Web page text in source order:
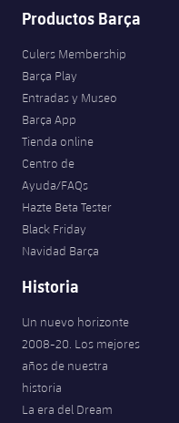
Jugadores
Fotos
Historia
Palmarés
Clasificaciones
Infantil
Alevín
Atletismo
plusicon
más
Actualidad
Masculino
Femenino
Agenda
Baloncesto en
plusicon
más
Actualidad
Jugadores
Calendario
Resultados
Clasificaciones
Hockey sobre hielo
plusicon
más
Actualidad
Calendario
Hockey hierba
plusicon
más
Noticias
Hockey Hierba
Hockey Hierba
Patinaje artístico
plusicon
más
Actualidad
Plantilla
Escuela de Patinaje
Rugby
plusicon
plusicon
más
Productos Barça
Culers Membership
Barça Play
Entradas y Museo
Barça App
Tienda online
Centro de
Ayuda/FAQs
Hazte Beta Tester
Black Friday
Navidad Barça
Historia
Un nuevo horizonte
2008-20. Los mejores
años de nuestra
historia
La era del Dream